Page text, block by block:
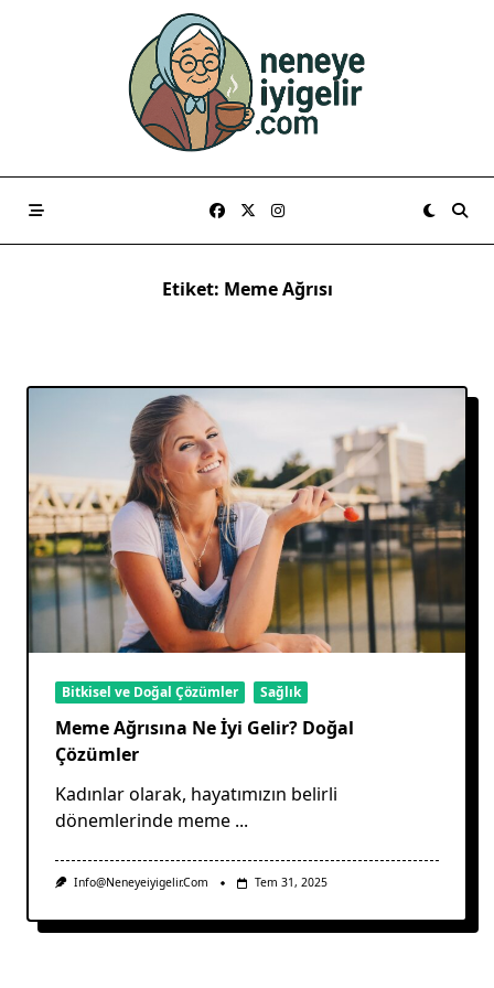
Etiket: Meme Ağrısı
Bitkisel ve Doğal Çözümler Sağlık
Meme Ağrısına Ne İyi Gelir? Doğal
Çözümler
Kadınlar olarak, hayatımızın belirli
dönemlerinde meme ...
Info@neneyeiyigelir.com Tem 31, 2025